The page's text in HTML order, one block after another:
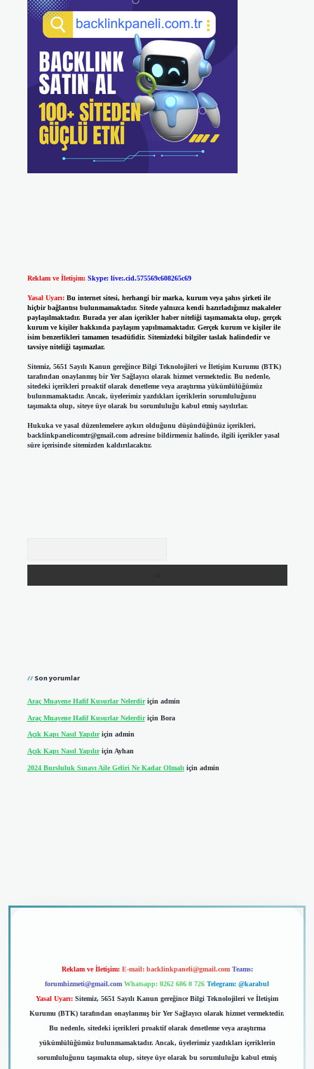
Reklam ve İletişim: Skype: live:.cid.575569c608265c69
Yasal Uyarı: Bu internet sitesi, herhangi bir marka, kurum veya şahıs şirketi ile
hiçbir bağlantısı bulunmamaktadır. Sitede yalnızca kendi hazırladığımız makaleler
paylaşılmaktadır. Burada yer alan içerikler haber niteliği taşımamakta olup, gerçek
kurum ve kişiler hakkında paylaşım yapılmamaktadır. Gerçek kurum ve kişiler ile
isim benzerlikleri tamamen tesadüfidir. Sitemizdeki bilgiler taslak halindedir ve
tavsiye niteliği taşımazlar.
Sitemiz, 5651 Sayılı Kanun gereğince Bilgi Teknolojileri ve İletişim Kurumu (BTK)
tarafından onaylanmış bir Yer Sağlayıcı olarak hizmet vermektedir. Bu nedenle,
sitedeki içerikleri proaktif olarak denetleme veya araştırma yükümlülüğümüz
bulunmamaktadır. Ancak, üyelerimiz yazdıkları içeriklerin sorumluluğunu
taşımakta olup, siteye üye olarak bu sorumluluğu kabul etmiş sayılırlar.
Hukuka ve yasal düzenlemelere aykırı olduğunu düşündüğünüz içerikleri,
backlinkpanelicomtr@gmail.comadresine bildirmeniz halinde, ilgili içerikler yasal
süre içerisinde sitemizden kaldırılacaktır.
Son yorumlar
Araç Muayene Hafif Kusurlar Nelerdiriçin admin
Araç Muayene Hafif Kusurlar Nelerdiriçin Bora
Açık Kapı Nasıl Yapılıriçin admin
Açık Kapı Nasıl Yapılıriçin Ayhan
2024 Bursluluk Sınavı Aile Geliri Ne Kadar Olmalıiçin admin
Reklam ve İletişim: E-mail: backlinkpaneli@gmail.com Teams:
forumhizmeti@gmail.com Whatsapp: 0262 606 0 726 Telegram: @karabul
Yasal Uyarı: Sitemiz, 5651 Sayılı Kanun gereğince Bilgi Teknolojileri ve İletişim
Kurumu (BTK) tarafından onaylanmış bir Yer Sağlayıcı olarak hizmet vermektedir.
Bu nedenle, sitedeki içerikleri proaktif olarak denetleme veya araştırma
yükümlülüğümüz bulunmamaktadır. Ancak, üyelerimiz yazdıkları içeriklerin
sorumluluğunu taşımakta olup, siteye üye olarak bu sorumluluğu kabul etmiş